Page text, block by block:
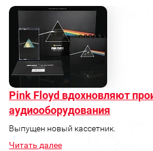
Pink Floyd вдохновляют
аудиооборудования
Выпущен новый кассетник.
Читать далее